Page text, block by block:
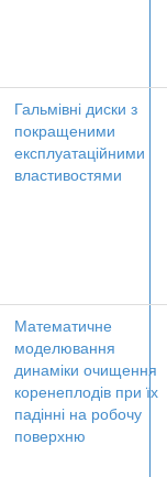
Гальмівні диски з
покращеними
експлуатаційними
властивостями
Математичне
моделювання
динаміки очищення
коренеплодів при їх
падінні на робочу
поверхню